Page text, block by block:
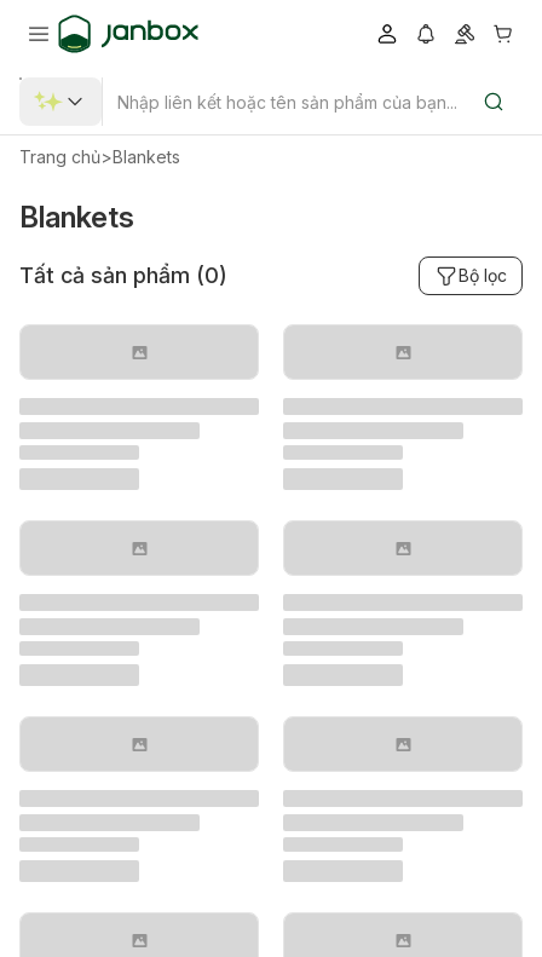
Trang chủ>Blankets
Blankets
Tất cả sản phẩm (0) Bộ lọc